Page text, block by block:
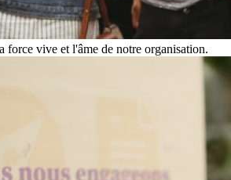
force vive et l'âme de notre organisation.